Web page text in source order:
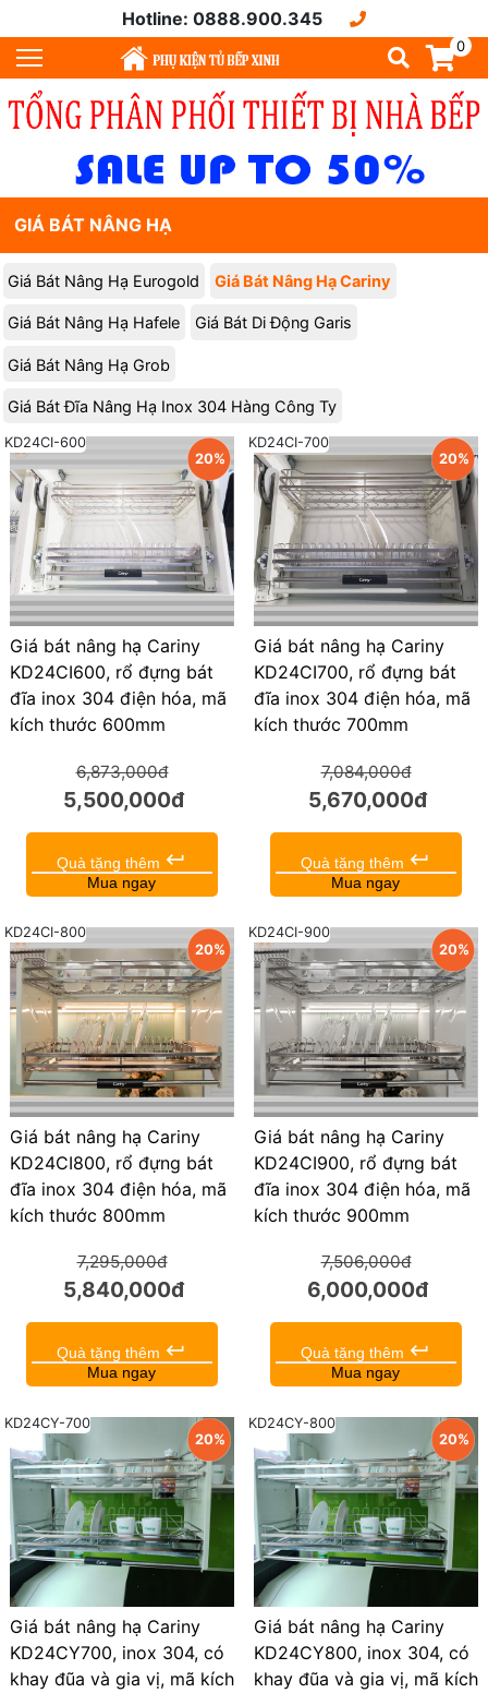
Hotline: 0888.900.345
0
GIÁ BÁT NÂNG HẠ
Giá Bát Nâng Hạ Eurogold Giá Bát Nâng Hạ Cariny
Giá Bát Nâng Hạ Hafele Giá Bát Di Động Garis
Giá Bát Nâng Hạ Grob
Giá Bát Đĩa Nâng Hạ Inox 304 Hàng Công Ty
KD24CI-600
20%
Giá bát nâng hạ Cariny
KD24CI600, rổ đựng bát
đĩa inox 304 điện hóa, mã
kích thước 600mm
6,873,000đ
5,500,000đ
Quà tặng thêm keyboard_return
Mua ngay
KD24CI-700
20%
Giá bát nâng hạ Cariny
KD24CI700, rổ đựng bát
đĩa inox 304 điện hóa, mã
kích thước 700mm
7,084,000đ
5,670,000đ
Quà tặng thêm keyboard_return
Mua ngay
KD24CI-800
20%
Giá bát nâng hạ Cariny
KD24CI800, rổ đựng bát
đĩa inox 304 điện hóa, mã
kích thước 800mm
7,295,000đ
5,840,000đ
Quà tặng thêm keyboard_return
Mua ngay
KD24CI-900
20%
Giá bát nâng hạ Cariny
KD24CI900, rổ đựng bát
đĩa inox 304 điện hóa, mã
kích thước 900mm
7,506,000đ
6,000,000đ
Quà tặng thêm keyboard_return
Mua ngay
KD24CY-700
20%
Giá bát nâng hạ Cariny
KD24CY700, inox 304, có
khay đũa và gia vị, mã kích
KD24CY-800
20%
Giá bát nâng hạ Cariny
KD24CY800, inox 304, có
khay đũa và gia vị, mã kích